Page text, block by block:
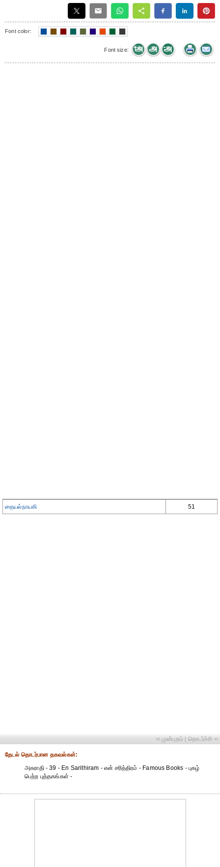
Font color:
Font size:
தையல்நாயகி 51
‹‹ முன்புறம் | தொடர்ச்சி ››
தேட‌ல் தொட‌ர்பான தகவ‌ல்க‌ள்:
அகராதி - 39 - En Sarithiram - என் சரித்திரம் - Famous Books - புகழ்
பெற்ற புத்தகங்கள் -